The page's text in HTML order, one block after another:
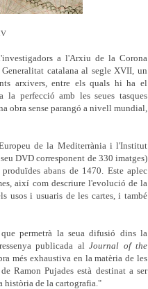
a l'Arxiu de la Corona
catalana al segle XVII, un
arxivers, entre els quals hi ha el
perfecció amb les seues tasques
obra sense parangó a nivell mundial,
de la Mediterrània i l'Institut
DVD corresponent de 330 imatges)
abans de 1470. Este aplec
així com descriure l'evolució de la
usos i usuaris de les cartes, i també
permetrà la seua difusió dins la
publicada alJournal of the
més exhaustiva en la matèria de les
Ramon Pujades està destinat a ser
història de la cartografia."